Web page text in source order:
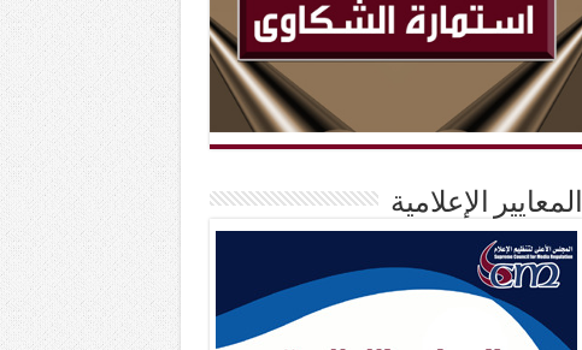
المعايير الإعلامية